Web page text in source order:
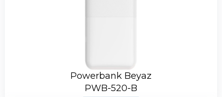
Powerbank Beyaz
PWB-520-B